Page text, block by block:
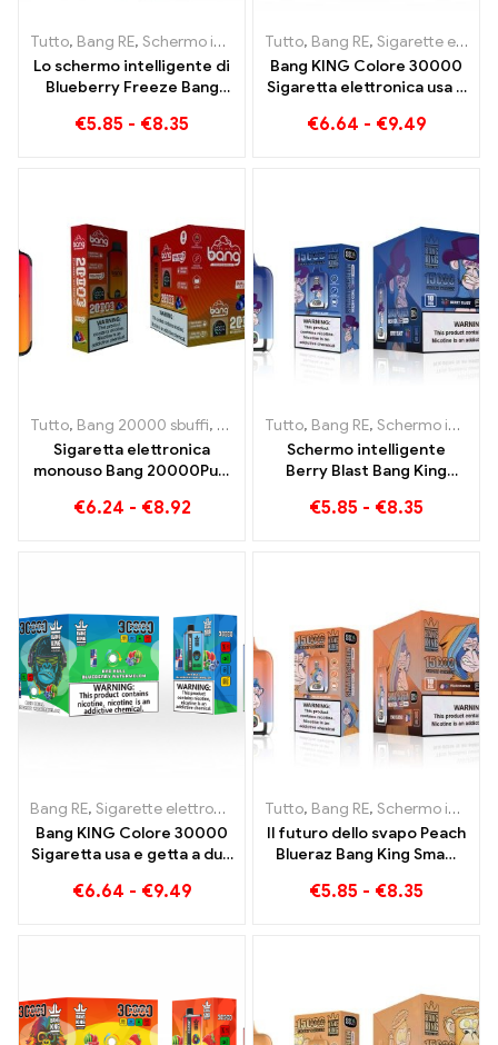
Tutto, Bang RE, Schermo intelligente Bang King 15000 Soffio ,
Lo schermo intelligente di
Blueberry Freeze Bang
delizioso
€5.85 - €8.35
Tutto, Bang RE, Sigarette elettroniche usa e getta Lituania
Bang KING Colore 30000
Sigaretta elettronica usa e
qualità con i gusti
€6.64 - €9.49
Tutto, Bang 20000 sbuffi, Bang RE,Sigarette elettroniche usa e
Sigaretta elettronica
monouso Bang 20000Puff
anguria e Dual Mesh
€6.24 - €8.92
Tutto, Bang RE, Schermo intelligente Bang King 15000 Soffio
Schermo intelligente
Berry Blast Bang King
elettronica usa e getta di
€5.85 - €8.35
Bang RE, Sigarette elettroniche usa e getta Lituania ,Sigarette
Bang KING Colore 30000
Sigaretta usa e getta a due
Watermelon Bubble Gum
€6.64 - €9.49
Tutto, Bang RE, Schermo intelligente Bang King 15000 Soffio
Il futuro dello svapo Peach
Blueraz Bang King Smart
€5.85 - €8.35